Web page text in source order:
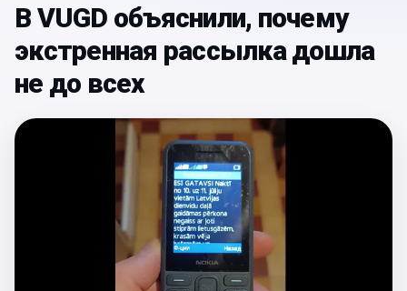
В VUGD объяснили, почему
экстренная рассылка дошла
не до всех